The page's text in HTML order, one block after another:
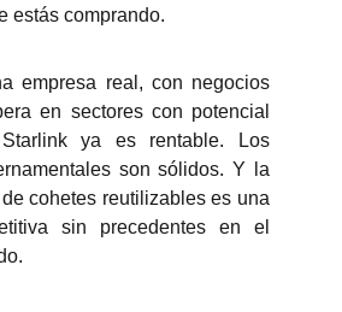
estás comprando.
empresa real, con negocios
en sectores con potencial
ya es rentable. Los
son sólidos. Y la
cohetes reutilizables es una
sin precedentes en el